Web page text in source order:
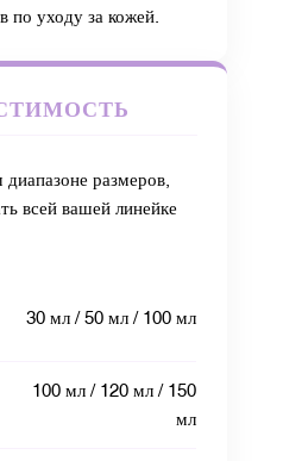
по уходу за кожей.
размеров,
всей вашей линейке
30 мл / 50 мл / 100 мл
100 мл / 120 мл / 150
мл